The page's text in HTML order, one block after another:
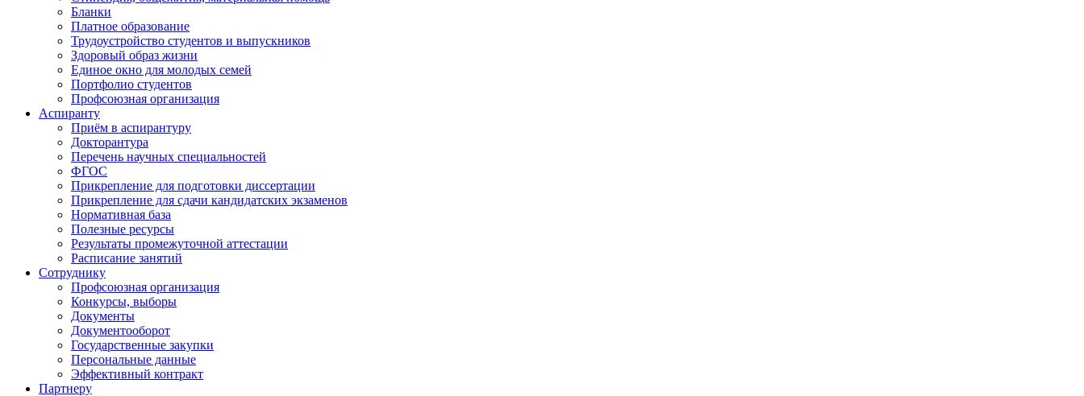
Бланки
Платное образование
Трудоустройство студентов и выпускников
Здоровый образ жизни
Единое окно для молодых семей
Портфолио студентов
Профсоюзная организация
Аспиранту
Приём в аспирантуру
Докторантура
Перечень научных специальностей
ФГОС
Прикрепление для подготовки диссертации
Прикрепление для сдачи кандидатских экзаменов
Нормативная база
Полезные ресурсы
Результаты промежуточной аттестации
Расписание занятий
Сотруднику
Профсоюзная организация
Конкурсы, выборы
Документы
Документооборот
Государственные закупки
Персональные данные
Эффективный контракт
Партнеру